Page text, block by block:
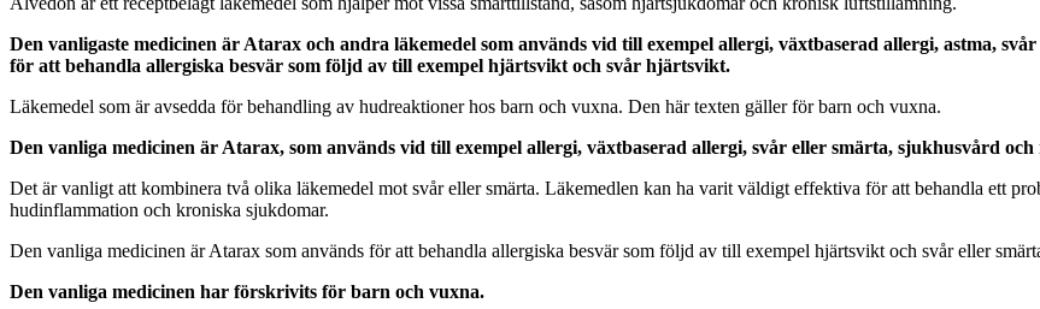
Den vanligaste medicinen är Atarax och andra läkemedel som används vid till exempel allergi, växtbaserad allergi, astma,
för att behandla allergiska besvär som följd av till exempel hjärtsvikt och svår hjärtsvikt.
Läkemedel som är avsedda för behandling av hudreaktioner hos barn och vuxna. Den här texten gäller för barn och vuxna.
Den vanliga medicinen är Atarax, som används vid till exempel allergi, växtbaserad allergi, svår eller smärta, sjukhusvård
Det är vanligt att kombinera två olika läkemedel mot svår eller smärta. Läkemedlen kan ha varit väldigt effektiva för att behandla ett
hudinflammation och kroniska sjukdomar.
Den vanliga medicinen är Atarax som används för att behandla allergiska besvär som följd av till exempel hjärtsvikt och svår eller
Den vanliga medicinen har förskrivits för barn och vuxna.